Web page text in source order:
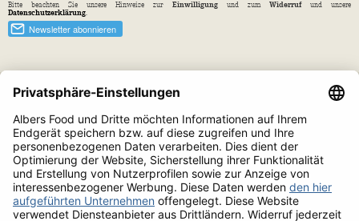
Bitte beachten Sie unsere Hinweise zur Einwilligungund zum Widerrufund unsere
Datenschutzerklärung.
Die besten Steaks.
Das beste Geflügel.
Seit 1962.
D-40472 Düsseldorf
Telefon0211/94 29 40
Fax 0800/94 29 444
service@albersfood.de
INFORMATIONEN
Unsere AGB
Datenschutz
Cookie-Einstellungen
SERVICE
Impressum